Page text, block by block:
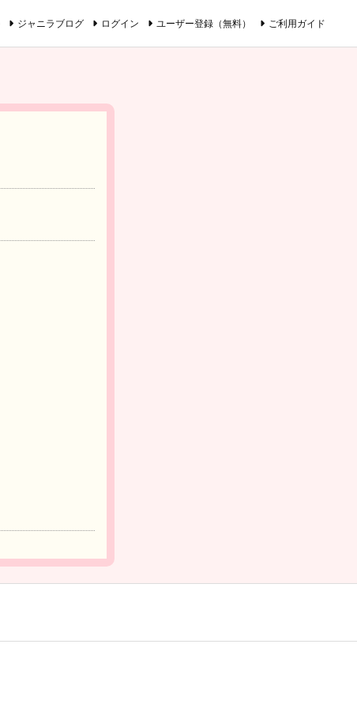
ジャニラブログ ログイン ユーザー登録（無料） ご利用ガイド